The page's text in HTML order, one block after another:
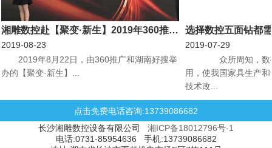
湘雕数控赴【聚变·新生】2019年360推广新客户见面会机械行业专场会议
2019-08-23
​2019年8月22日，由360推广和湖南好搜举
办的【聚变·新生】...
选择数控五面钻都
2019-07-29
众所周知，数
用，使我国家具生产
技术改...
点击免费电话咨询:13739086682
长沙湘雕数控设备有限公司 湘ICP备18012796号-1
电话:0731-85954636 手机:13739086682